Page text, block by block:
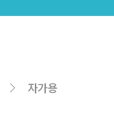
자가용